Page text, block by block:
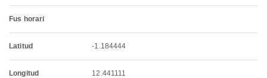
Fus horari
Latitud -1.184444
Longitud 12.441111